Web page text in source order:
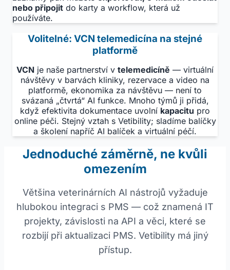
nebo připojit do karty a workflow, která už
používáte.
Volitelné: VCN telemedicína na stejné
platformě
VCN je naše partnerství v telemedicíně — virtuální
návštěvy v barvách kliniky, rezervace a video na
platformě, ekonomika za návštěvu — není to
svázaná „čtvrtá“ AI funkce. Mnoho týmů ji přidá,
když efektivita dokumentace uvolní kapacitu pro
online péči. Stejný vztah s Vetibility; sladíme balíčky
a školení napříč AI balíček a virtuální péčí.
Jednoduché záměrně, ne kvůli
omezením
Většina veterinárních AI nástrojů vyžaduje
hlubokou integraci s PMS — což znamená IT
projekty, závislosti na API a věci, které se
rozbijí při aktualizaci PMS. Vetibility má jiný
přístup.